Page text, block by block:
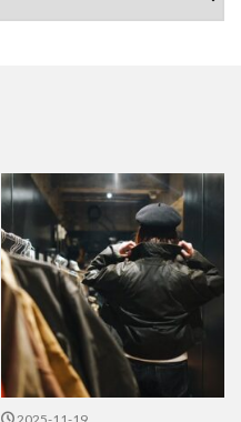
2025-11-19